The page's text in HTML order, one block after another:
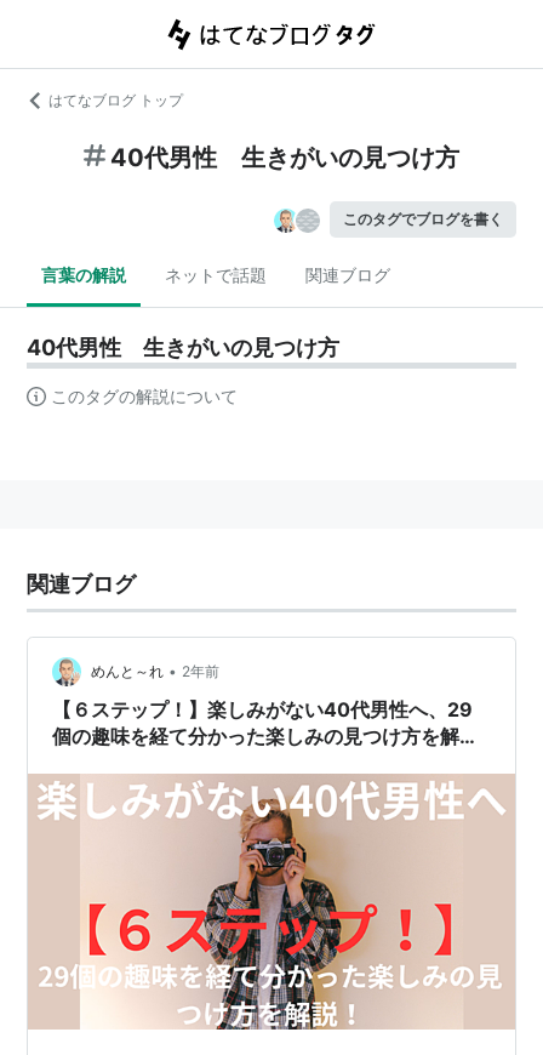
はてなブログ トップ
40代男性 生きがいの見つけ方
このタグでブログを書く
言葉の解説 ネットで話題 関連ブログ
40代男性 生きがいの見つけ方
このタグの解説について
関連ブログ
めんと～れ • 2年前
【６ステップ！】楽しみがない40代男性へ、29
個の趣味を経て分かった楽しみの見つけ方を解